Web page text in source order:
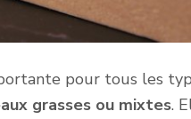
pour tous les
grasses ou mixtes.